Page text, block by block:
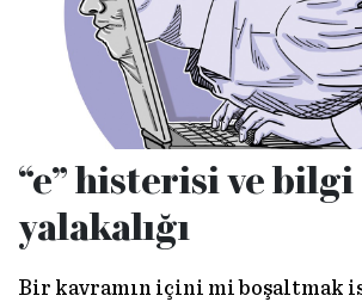
“e” histerisi ve bilgi
yalakalığı
Bir kavramın içini mi boşaltmak